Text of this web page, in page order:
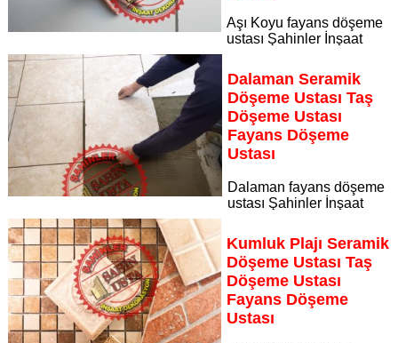
Aşı Koyu fayans döşeme
ustası Şahinler İnşaat
Dekorasyon, zeminlerinizi sanat eseri gibi işleyen uzman
kadrosuyla Aşı Koyu bölgesine özel hizmet sunuyor
Sayfaya Git
Dalaman Seramik
Döşeme Ustası Taş
Döşeme Ustası
Fayans Döşeme
Ustası
Dalaman fayans döşeme
ustası Şahinler İnşaat
Dekorasyon, zeminlerinizi sanat eseri gibi işleyen uzman
kadrosuyla Dalaman bölgesine özel hizmet sunuyor
Sayfaya Git
Kumluk Plajı Seramik
Döşeme Ustası Taş
Döşeme Ustası
Fayans Döşeme
Ustası